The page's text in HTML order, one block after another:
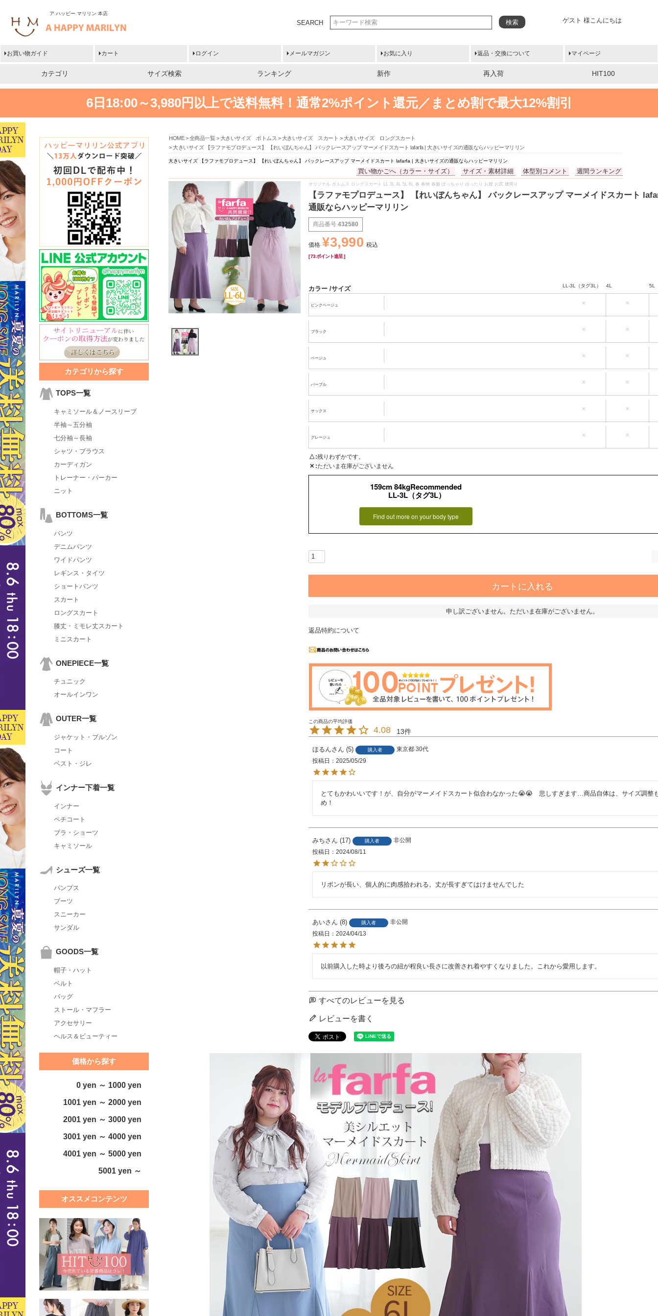
ア ハッピー マリリン 本店
ゲスト 様こんにちは
SEARCH 検索
お買い物ガイド カート ログイン メールマガジン お気に入り 返品・交換について マイページ
カテゴリ サイズ検索 ランキング 新作 再入荷 HIT100
6日18:00～3,980円以上で送料無料！ 通常2%ポイント還元／まとめ割で最大12%割引
カテゴリから探す
TOPS一覧
キャミソール＆ノースリーブ
半袖～五分袖
七分袖～長袖
シャツ・ブラウス
カーディガン
トレーナー・パーカー
ニット
BOTTOMS一覧
パンツ
デニムパンツ
ワイドパンツ
レギンス・タイツ
ショートパンツ
スカート
ロングスカート
膝丈・ミモレ丈スカート
ミニスカート
ONEPIECE一覧
チュニック
オールインワン
OUTER一覧
ジャケット・ブルゾン
コート
ベスト・ジレ
インナー下着一覧
インナー
ペチコート
ブラ・ショーツ
キャミソール
シューズ一覧
パンプス
ブーツ
スニーカー
サンダル
GOODS一覧
帽子・ハット
ベルト
バッグ
ストール・マフラー
アクセサリー
ヘルス＆ビューティー
価格から探す
0 yen ～ 1000 yen
1001 yen ～ 2000 yen
2001 yen ～ 3000 yen
3001 yen ～ 4000 yen
4001 yen ～ 5000 yen
5001 yen ～
オススメコンテンツ
HOME 全商品一覧 大きいサイズ ボトムス 大きいサイズ スカート
大きいサイズ ロングスカート
大きいサイズ 【ラファモプロデュース】 【れいぼんちゃん】 バックレースアップ マーメイドスカート lafarfa | 大きいサイズの通販ならハッピーマリリン
大きいサイズ 【ラファモプロデュース】 【れいぼんちゃん】 バックレースアップ マーメイドスカート lafarfa | 大きいサイズの通販ならハッピーマリリン
買い物かごへ（カラー・サイズ） サイズ・素材詳細 体型別コメント 週間ランキング
オリジナル ボトムス ロングスカート LL 3L 4L 5L 6L 春 春物 春服 ぽっちゃり ゆったり お腹 お尻 腰周り
【ラファモプロデュース】 【れいぼんちゃん】 バックレースアップ マーメイドスカート
通販ならハッピーマリリン
商品番号 432580
価格 ¥3,990 税込
[73 ポイント進呈 ]
カラー サイズ
ピンクベージュ
LL-3L（タグ3L）
×
4L
×
5L
ブラック × ×
ベージュ × ×
パープル × ×
サックス × ×
グレージュ × ×
△ 残りわずかです。
✕ ただいま在庫がございません
159cm 84kgRecommended
LL-3L（タグ3L）
Find out more on your body type
カートに入れる
申し訳ございません。ただいま在庫がございません。
返品特約について
4.08 13
ほるん 5 購入者 東京都 30代
投稿日
2025/05/29
とてもかわいいです！が、自分がマーメイドスカート似合わなかった😭😭　悲しすぎます…商品自体は、サイズ調整
め！
みち 17 購入者
非公開
投稿日
2024/08/11
リボンが長い、個人的に肉感拾われる。丈が長すぎてはけませんでした
あい 8 購入者
非公開
投稿日
2024/04/13
以前購入した時より後ろの紐が程良い長さに改善され着やすくなりました。これから愛用します。
すべてのレビューを見る
レビューを書く